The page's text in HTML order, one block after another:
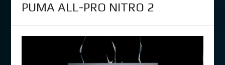
PUMA ALL-PRO NITRO 2